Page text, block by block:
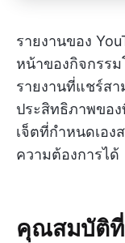
รายงานของ
หน้าของกิจกรรม
รายงานที่แชร์ส
ประสิทธิภาพขอ
เจ็ตที่กำหนดเอง
ความต้องการได้
คุณสมบัติที่